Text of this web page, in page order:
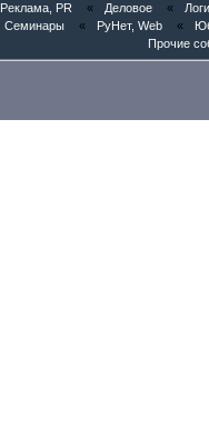
Реклама, PR « Деловое «
Семинары « РуНет, Web «
Прочие